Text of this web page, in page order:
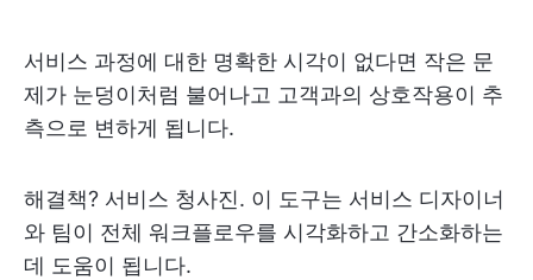
서비스 과정에 대한 명확한 시각이 없다면 작은 문
제가 눈덩이처럼 불어나고 고객과의 상호작용이 추
측으로 변하게 됩니다.
해결책? 서비스 청사진. 이 도구는 서비스 디자이너
와 팀이 전체 워크플로우를 시각화하고 간소화하는
데 도움이 됩니다.